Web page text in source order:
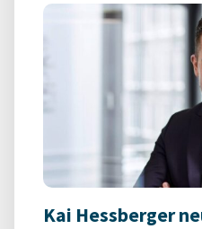
Kai Hessberger